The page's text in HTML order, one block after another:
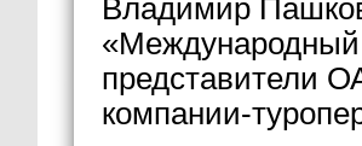
Владимир
представители
компании-